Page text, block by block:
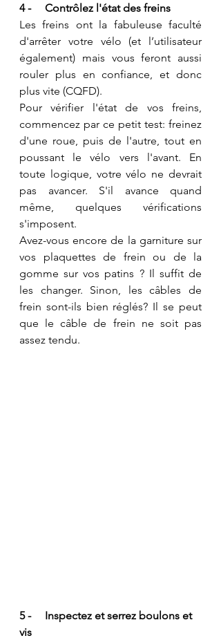
4 -     Contrôlez l'état des freins
Les freins ont la fabuleuse faculté
d'arrêter votre vélo (et l’utilisateur
également) mais vous feront aussi
rouler plus en confiance, et donc
plus vite (CQFD).
Pour vérifier l'état de vos freins,
commencez par ce petit test: freinez
d'une roue, puis de l'autre, tout en
poussant le vélo vers l'avant. En
toute logique, votre vélo ne devrait
pas avancer. S'il avance quand
même, quelques vérifications
s'imposent.
Avez-vous encore de la garniture sur
vos plaquettes de frein ou de la
gomme sur vos patins ? Il suffit de
les changer. Sinon, les câbles de
frein sont-ils bien réglés? Il se peut
que le câble de frein ne soit pas
assez tendu.
5 -     Inspectez et serrez boulons et
vis